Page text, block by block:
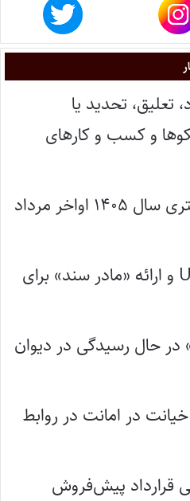
تعلیق، تحدید یا
و کسب و کارهای
نتایج نهایی آزمون دکتری سال ۱۴۰۵ اواخر مرداد
نحوه تهیه نقشه UTM و ارائه «مادر سند» برای
در حال رسیدگی در دیوان
در امانت در روابط
قرارداد پیش‌فروش